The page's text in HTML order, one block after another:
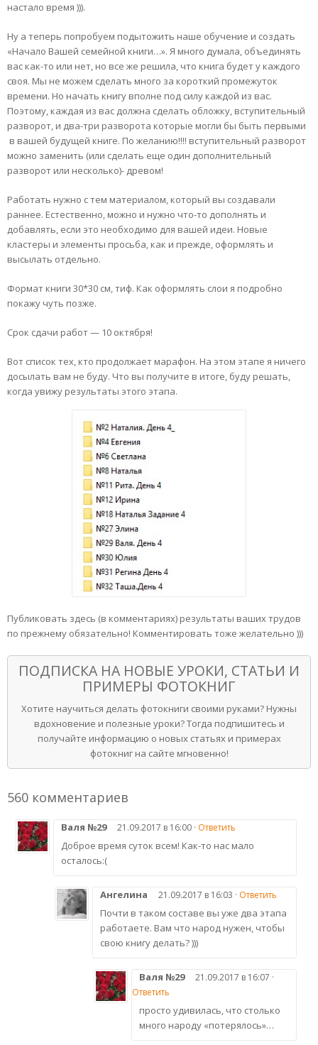
настало время ))).
Ну а теперь попробуем подытожить наше обучение и создать
«Начало Вашей семейной книги…». Я много думала, объединять
вас как-то или нет, но все же решила, что книга будет у каждого
своя. Мы не можем сделать много за короткий промежуток
времени. Но начать книгу вполне под силу каждой из вас.
Поэтому, каждая из вас должна сделать обложку, вступительный
разворот, и два-три разворота которые могли бы быть первыми
в вашей будущей книге. По желанию!!!! вступительный разворот
можно заменить (или сделать еще один дополнительный
разворот или несколько)- древом!
Работать нужно с тем материалом, который вы создавали
раннее. Естественно, можно и нужно что-то дополнять и
добавлять, если это необходимо для вашей идеи. Новые
кластеры и элементы просьба, как и прежде, оформлять и
высылать отдельно.
Формат книги 30*30 см, тиф. Как оформлять слои я подробно
покажу чуть позже.
Срок сдачи работ — 10 октября!
Вот список тех, кто продолжает марафон. На этом этапе я ничего
досылать вам не буду. Что вы получите в итоге, буду решать,
когда увижу результаты этого этапа.
Публиковать здесь (в комментариях) результаты ваших трудов
по прежнему обязательно! Комментировать тоже желательно )))
ПОДПИСКА НА НОВЫЕ УРОКИ, СТАТЬИ И
ПРИМЕРЫ ФОТОКНИГ
Хотите научиться делать фотокниги своими руками? Нужны
вдохновение и полезные уроки? Тогда подпишитесь и
получайте информацию о новых статьях и примерах
фотокниг на сайте мгновенно!
560 комментариев
Валя №29 21.09.2017 в 16:00 · Ответить
Доброе время суток всем! Как-то нас мало
осталось:(
Ангелина 21.09.2017 в 16:03 · Ответить
Почти в таком составе вы уже два этапа
работаете. Вам что народ нужен, чтобы
свою книгу делать? )))
Валя №29
21.09.2017 в 16:07 ·
Ответить
просто удивилась, что столько
много народу «потерялось»…